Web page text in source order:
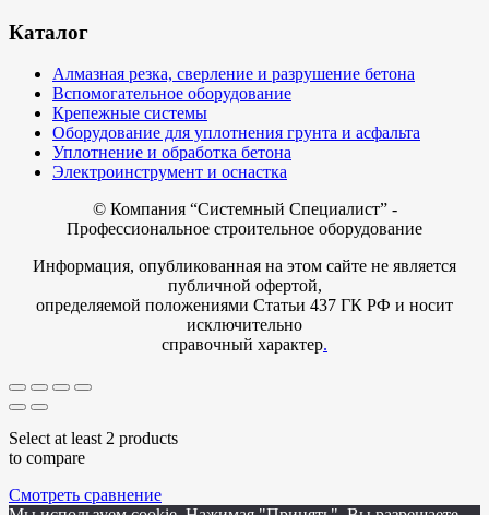
Каталог
Алмазная резка, сверление и разрушение бетона
Вспомогательное оборудование
Крепежные системы
Оборудование для уплотнения грунта и асфальта
Уплотнение и обработка бетона
Электроинструмент и оснастка
© Компания “Системный Специалист” -
Профессиональное строительное оборудование
Информация, опубликованная на этом сайте не является
публичной офертой,
определяемой положениями Статьи 437 ГК РФ и носит
исключительно
справочный характер.
Select at least 2 products
to compare
Смотреть сравнение